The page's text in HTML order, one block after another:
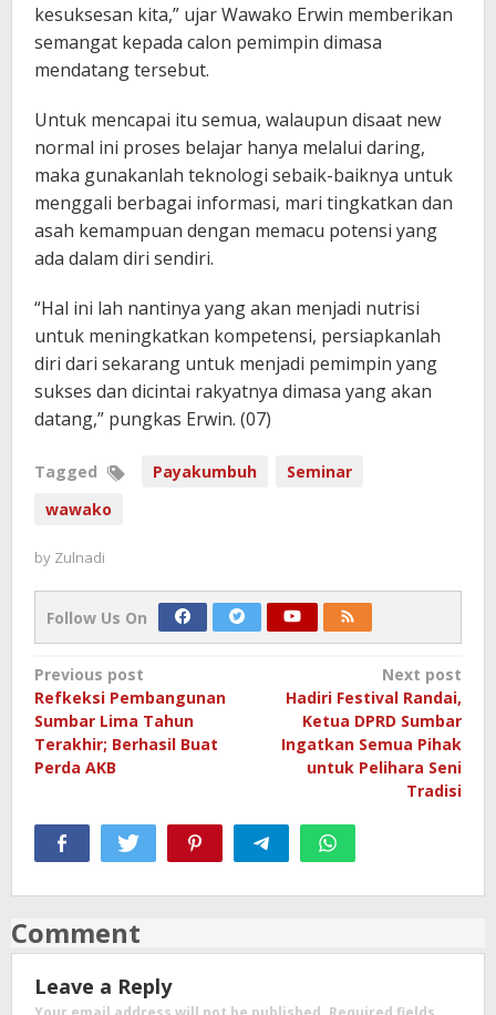
kesuksesan kita,” ujar Wawako Erwin memberikan
semangat kepada calon pemimpin dimasa
mendatang tersebut.
Untuk mencapai itu semua, walaupun disaat new
normal ini proses belajar hanya melalui daring,
maka gunakanlah teknologi sebaik-baiknya untuk
menggali berbagai informasi, mari tingkatkan dan
asah kemampuan dengan memacu potensi yang
ada dalam diri sendiri.
“Hal ini lah nantinya yang akan menjadi nutrisi
untuk meningkatkan kompetensi, persiapkanlah
diri dari sekarang untuk menjadi pemimpin yang
sukses dan dicintai rakyatnya dimasa yang akan
datang,” pungkas Erwin. (07)
Tagged Payakumbuh
Seminar
wawako
by Zulnadi
Follow Us On
Post
navigation
Previous post
Refkeksi Pembangunan
Sumbar Lima Tahun
Terakhir; Berhasil Buat
Perda AKB
Next post
Hadiri Festival Randai,
Ketua DPRD Sumbar
Ingatkan Semua Pihak
untuk Pelihara Seni
Tradisi
Comment
Leave a Reply